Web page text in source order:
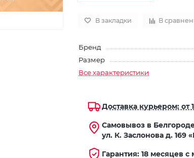
В закладки В
Бренд
Размер
Все характеристики
Доставка курьером: от
Самовывоз в
ул. К. Заслонова д. 169
Гарантия: 18 месяцев